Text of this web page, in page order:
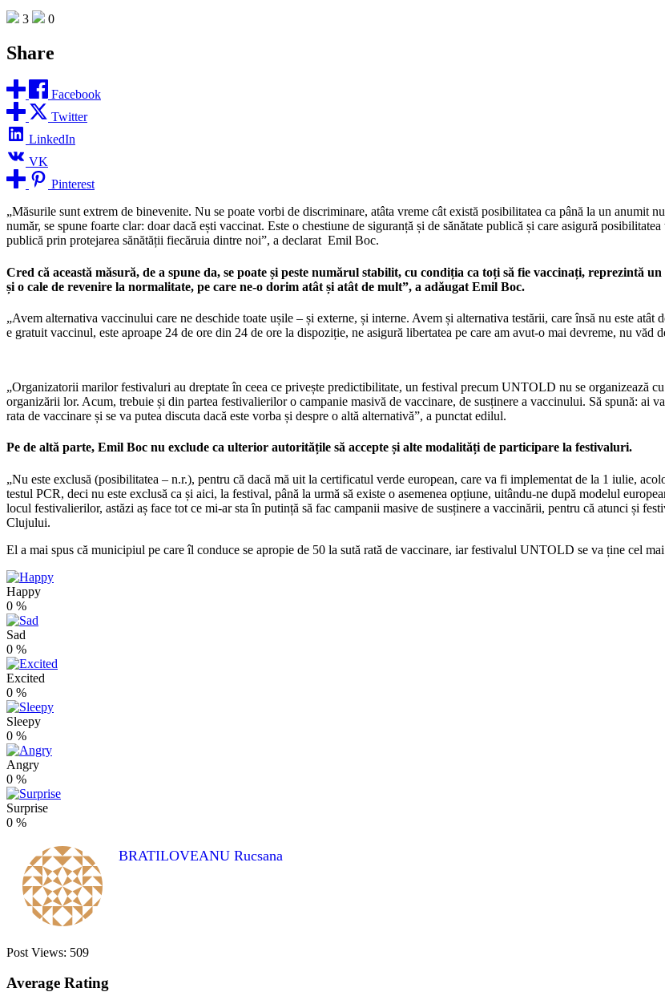
3 0
Share
Facebook
Twitter
LinkedIn
VK
Pinterest
„Măsurile sunt extrem de binevenite. Nu se poate vorbi de discriminare, atâta vreme cât există posibilitatea ca până la un anumit
număr, se spune foarte clar: doar dacă ești vaccinat. Este o chestiune de siguranță și de sănătate publică și care asigură
publică prin protejarea sănătății fiecăruia dintre noi”, a declarat Emil Boc.
Cred că această măsură, de a spune da, se poate și peste numărul stabilit, cu condiția ca toți să fie vaccinați, reprezintă
și o cale de revenire la normalitate, pe care ne-o dorim atât și atât de mult”, a adăugat Emil Boc.
„Avem alternativa vaccinului care ne deschide toate ușile – și externe, și interne. Avem și alternativa testării, care însă nu este
e gratuit vaccinul, este aproape 24 de ore din 24 de ore la dispoziție, ne asigură libertatea pe care am avut-o mai devreme, nu văd
„Organizatorii marilor festivaluri au dreptate în ceea ce privește predictibilitate, un festival precum UNTOLD nu se organizează
organizării lor. Acum, trebuie și din partea festivalierilor o campanie masivă de vaccinare, de susținere a vaccinului. Să spună: ai
rata de vaccinare și se va putea discuta dacă este vorba și despre o altă alternativă”, a punctat edilul.
Pe de altă parte, Emil Boc nu exclude ca ulterior autoritățile să accepte și alte modalități de participare la festivaluri.
„Nu este exclusă (posibilitatea – n.r.), pentru că dacă mă uit la certificatul verde european, care va fi implementat de la 1 iulie,
testul PCR, deci nu este exclusă ca și aici, la festival, până la urmă să existe o asemenea opțiune, uitându-ne după modelul
locul festivalierilor, astăzi aș face tot ce mi-ar sta în putință să fac campanii masive de susținere a vaccinării, pentru că atunci și
Clujului.
El a mai spus că municipiul pe care îl conduce se apropie de 50 la sută rată de vaccinare, iar festivalul UNTOLD se va ține cel
Happy
0 %
Sad
0 %
Excited
0 %
Sleepy
0 %
Angry
0 %
Surprise
0 %
BRATILOVEANU Rucsana
Post Views: 509
Average Rating